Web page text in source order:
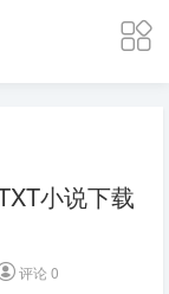
小说下载
评论 0